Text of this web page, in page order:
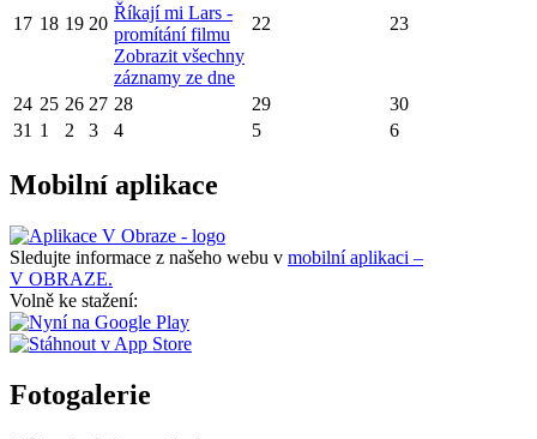
17 18 19 20
Říkají mi Lars -
promítání filmu
Zobrazit všechny
záznamy ze dne
22 23
24 25 26 27 28 29
30
31 1 2 3 4 5 6
Mobilní aplikace
Sledujte informace z našeho webu v mobilní aplikaci –
V OBRAZE.
Volně ke stažení:
Fotogalerie